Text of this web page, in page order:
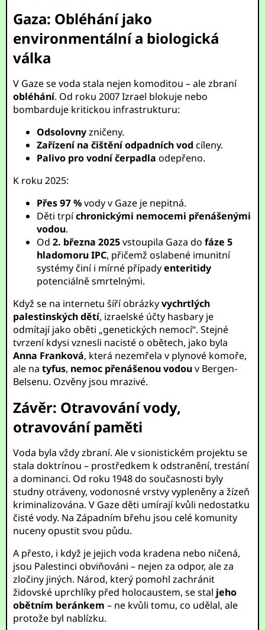
Gaza: Obléhání jako
environmentální a biologická
válka
V Gaze se voda stala nejen komoditou – ale zbraní
obléhání. Od roku 2007 Izrael blokuje nebo
bombarduje kritickou infrastrukturu:
Odsolovnyzničeny.
Zařízení na čištění odpadních vod cíleny.
Palivo pro vodní čerpadla odepřeno.
K roku 2025:
Přes 97 %vody v Gaze je nepitná.
Děti trpíchronickými nemocemi přenášenými
vodou.
Od2. března 2025vstoupila Gaza dofáze 5
hladomoru IPC, přičemž oslabené imunitní
systémy činí i mírné případyenteritidy
potenciálně smrtelnými.
Když se na internetu šíří obrázkyvychrtlých
palestinských dětí, izraelské účty hasbary je
odmítají jako oběti „genetických nemocí“. Stejné
tvrzení kdysi vznesli nacisté o obětech, jako byla
Anna Franková, která nezemřela v plynové komoře,
ale natyfus, nemoc přenášenou vodouv Bergen-
Belsenu. Ozvěny jsou mrazivé.
Závěr: Otravování vody,
otravování paměti
Voda byla vždy zbraní. Ale v sionistickém projektu se
stala doktrínou – prostředkem k odstranění, trestání
a dominanci. Od roku 1948 do současnosti byly
studny otráveny, vodonosné vrstvy vypleněny a žízeň
kriminalizována. V Gaze děti umírají kvůli nedostatku
čisté vody. Na Západním břehu jsou celé komunity
nuceny opustit svou půdu.
A přesto, i když je jejich voda kradena nebo ničená,
jsou Palestinci obviňováni – nejen za odpor, ale za
zločiny jiných. Národ, který pomohl zachránit
židovské uprchlíky před holocaustem, se stal jeho
obětním beránkem – ne kvůli tomu, co udělal, ale
protože byl nablízku.